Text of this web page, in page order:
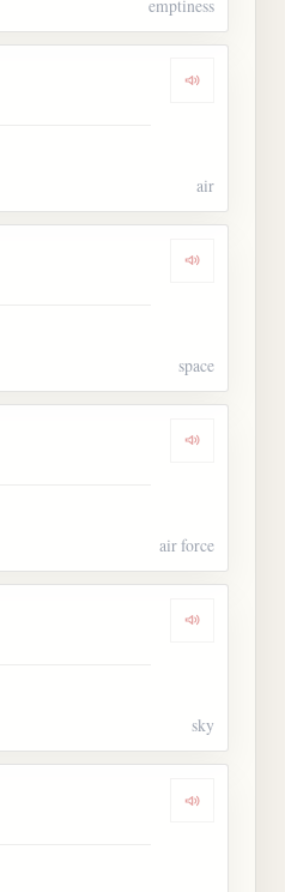
emptiness
Dengarkan
air
Dengarkan
space
Dengarkan
air force
Dengarkan
sky
Dengarkan